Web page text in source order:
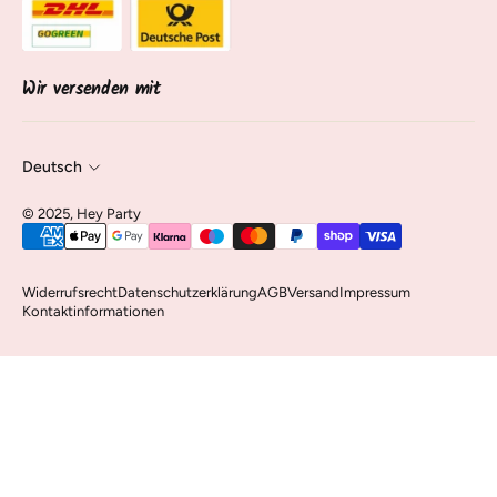
Über uns
Kontakt & Service
Sendung verfolgen
Vertrag widerrufen
Wir versenden mit
Deutsch
©️ 2025, Hey Party
WiderrufsrechtDatenschutzerklärungAGBVersandImpressum
Kontaktinformationen